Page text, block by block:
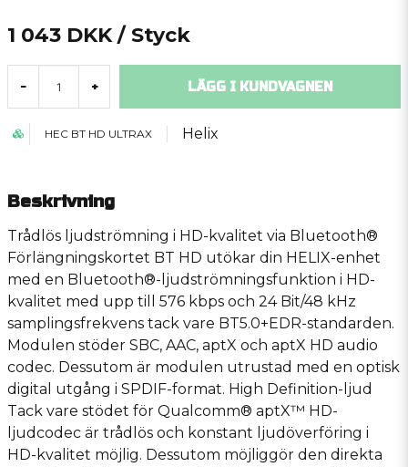
1 043 DKK / Styck
- + LÄGG I KUNDVAGNEN
HEC BT HD ULTRAX Helix
Beskrivning
Trådlös ljudströmning i HD-kvalitet via Bluetooth®
Förlängningskortet BT HD utökar din HELIX-enhet
med en Bluetooth®-ljudströmningsfunktion i HD-
kvalitet med upp till 576 kbps och 24 Bit/48 kHz
samplingsfrekvens tack vare BT5.0+EDR-standarden.
Modulen stöder SBC, AAC, aptX och aptX HD audio
codec. Dessutom är modulen utrustad med en optisk
digital utgång i SPDIF-format. High Definition-ljud
Tack vare stödet för Qualcomm® aptX™ HD-
ljudcodec är trådlös och konstant ljudöverföring i
HD-kvalitet möjlig. Dessutom möjliggör den direkta